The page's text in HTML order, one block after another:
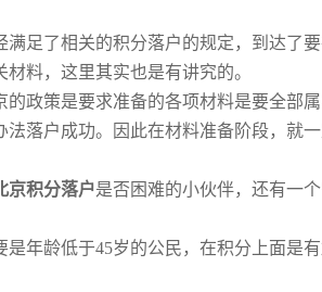
满足了相关的积分落户的规定，到达了
料，这里其实也是有讲究的。
的政策是要求准备的各项材料是要全部
法落户成功。因此在材料准备阶段，就
京积分落户是否困难的小伙伴，还有一
是年龄低于45岁的公民，在积分上面是